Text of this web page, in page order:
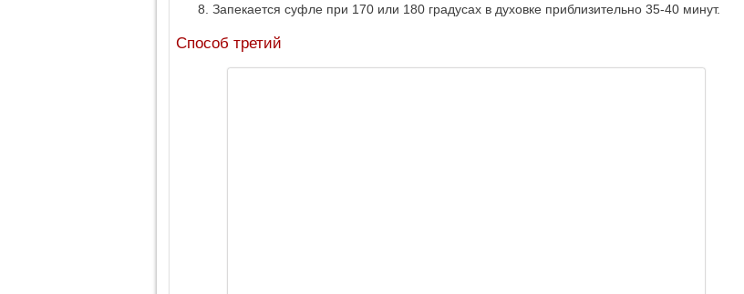
Запекается суфле при 170 или 180 градусах в духовке приблизительно 35-40 минут.
Способ третий